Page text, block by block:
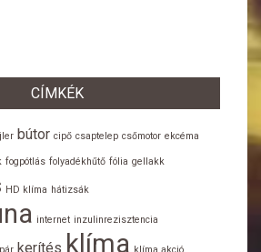
CÍMKÉK
bútor cipő csaptelep csőmotor ekcéma
fogpótlás folyadékhűtő fólia gellakk
HD klíma hátizsák
internet inzulinrezisztencia
kerítés klíma